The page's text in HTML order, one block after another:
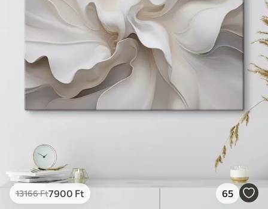
13166Ft7900 Ft 65